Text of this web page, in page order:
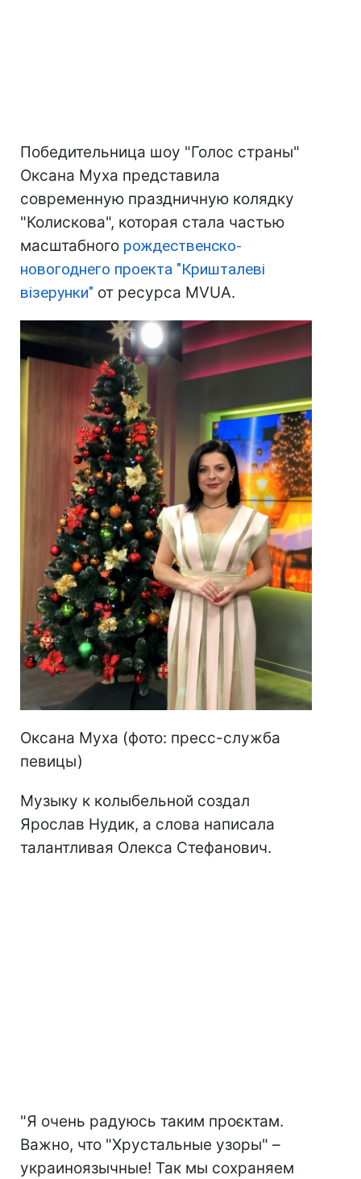
Победительница шоу "Голос страны"
Оксана Муха представила
современную праздничную колядку
"Колискова", которая стала частью
масштабного рождественско-
новогоднего проекта "Кришталеві
візерунки" от ресурса MVUA.
Оксана Муха (фото: пресс-служба
певицы)
Музыку к колыбельной создал
Ярослав Нудик, а слова написала
талантливая Олекса Стефанович.
"Я очень радуюсь таким проєктам.
Важно, что "Хрустальные узоры" –
украиноязычные! Так мы сохраняем